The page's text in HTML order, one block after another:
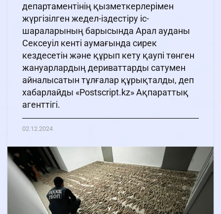
департаментінің қызметкерлерімен
жүргізілген жедел-іздестіру іс-
шараларының барысында Арал ауданы
Сексеуіл кенті аумағында сирек
кездесетiн және құрып кету қаупi төнген
жануарлардың дериваттарды сатумен
айналысатын тұлғалар құрықталды, деп
хабарлайды «Postscript.kz» Ақпараттық
агенттігі.
02.12.2024